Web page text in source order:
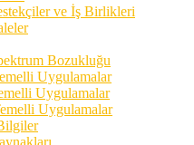
ve İş Birlikleri
Bozukluğu
Uygulamalar
Uygulamalar
Uygulamalar